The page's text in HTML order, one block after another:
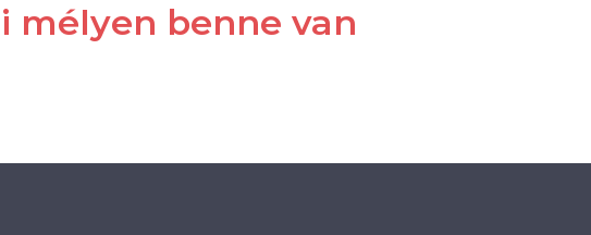
mélyen benne van